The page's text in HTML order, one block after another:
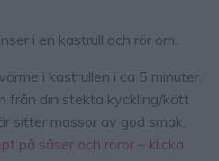
i en kastrull och rör om.
i kastrullen i ca 5 minuter.
från din stekta kyckling/kött
sitter massor av god smak.
på såser och röror – klicka